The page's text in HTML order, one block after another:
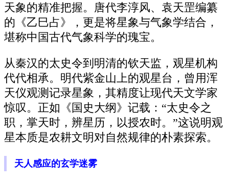
天象的精准把握。唐代李淳风、袁天罡编纂
的《乙巳占》，更是将星象与气象学结合，
堪称中国古代气象科学的瑰宝。
从秦汉的太史令到明清的钦天监，观星机构
代代相承。明代紫金山上的观星台，曾用浑
天仪观测记录星象，其精度让现代天文学家
惊叹。正如《国史大纲》记载：“太史令之
职，掌天时，辨星历，以授农时。”这说明观
星本质是农耕文明对自然规律的朴素探索。
天人感应的玄学迷雾